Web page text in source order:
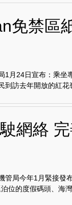
免禁區
1月24日宣布：乘坐
訪去年開放的紅花
網絡
局今年1月緊接發
位的度假碼頭、海灣